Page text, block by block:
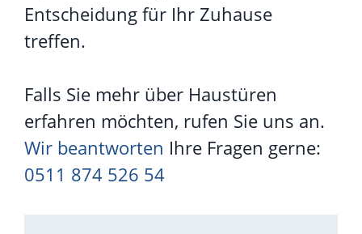
Entscheidung für Ihr Zuhause
treffen.
Falls Sie mehr über Haustüren
erfahren möchten, rufen Sie uns an.
Wir beantworten Ihre Fragen gerne:
0511 874 526 54